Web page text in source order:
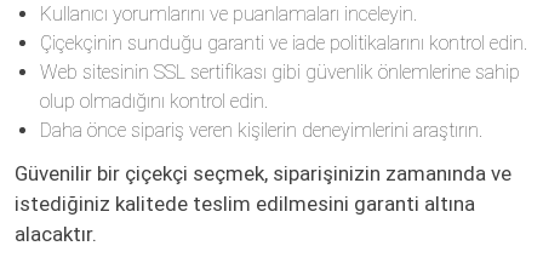
Kullanıcı yorumlarını ve puanlamaları inceleyin.
Çiçekçinin sunduğu garanti ve iade politikalarını kontrol edin.
Web sitesinin SSL sertifikası gibi güvenlik önlemlerine sahip
olup olmadığını kontrol edin.
Daha önce sipariş veren kişilerin deneyimlerini araştırın.
Güvenilir bir çiçekçi seçmek, siparişinizin zamanında ve
istediğiniz kalitede teslim edilmesini garanti altına
alacaktır.